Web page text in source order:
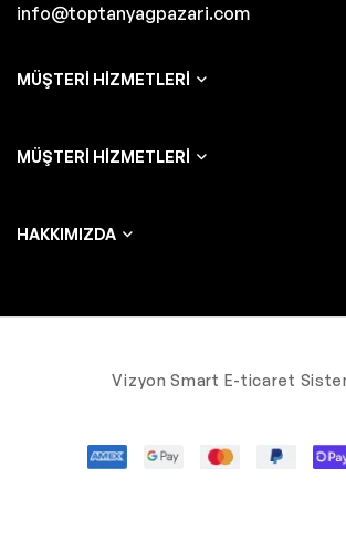
info@toptanyagpazari.com
MÜŞTERI HIZMETLERI
MÜŞTERI HIZMETLERI
HAKKIMIZDA
Vizyon Smart E-ticaret